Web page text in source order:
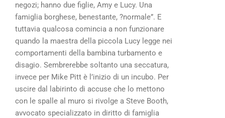
negozi; hanno due figlie, Amy e Lucy. Una
famiglia borghese, benestante, ?normale”. E
tuttavia qualcosa comincia a non funzionare
quando la maestra della piccola Lucy legge nei
comportamenti della bambina turbamento e
disagio. Sembrerebbe soltanto una seccatura,
invece per Mike Pitt è l’inizio di un incubo. Per
uscire dal labirinto di accuse che lo mettono
con le spalle al muro si rivolge a Steve Booth,
avvocato specializzato in diritto di famiglia